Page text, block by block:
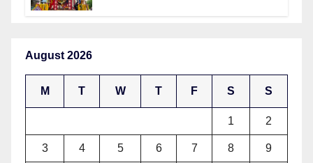
August 2026
M T W T F S S
1 2
3 4 5 6 7 8 9